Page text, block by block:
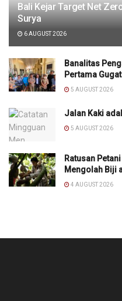
Bali Kejar Target Net
Surya
6 AUGUST 2026
Banalitas
Pertama
5 AUGUST 2026
Jalan Kaki
5 AUGUST 2026
Ratusan
Mengolah Biji
4 AUGUST 2026